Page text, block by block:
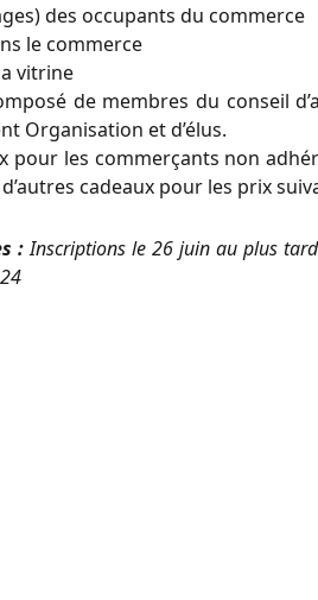
des occupants du commerce
le commerce
vitrine
de membres du conseil
Organisation et d’élus.
pour les commerçants non
cadeaux pour les prix
:Inscriptions le 26 juin au plus